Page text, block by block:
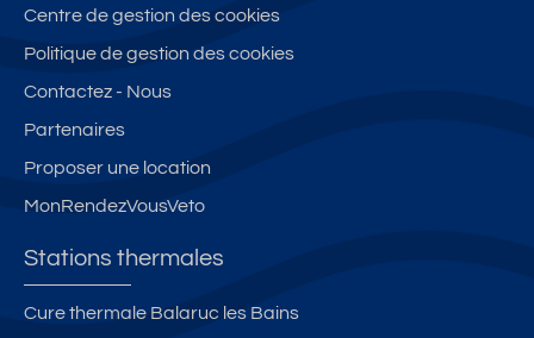
Centre de gestion des cookies
Politique de gestion des cookies
Contactez - Nous
Partenaires
Proposer une location
MonRendezVousVeto
Stations thermales
Cure thermale Balaruc les Bains